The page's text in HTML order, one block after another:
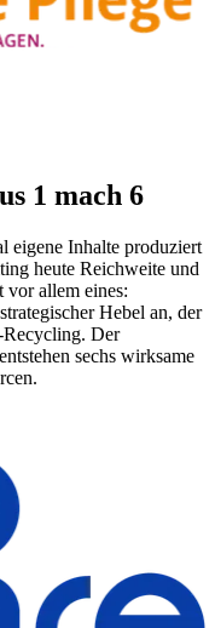
1 mach 6
eigene Inhalte produziert
heute Reichweite und
allem eines:
Hebel an, der
Recycling. Der
sechs wirksame